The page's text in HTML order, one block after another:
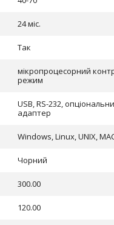
24 міс.
Так
мікропроцесорний
режим
USB, RS-232,
адаптер
Windows, Linux, UNIX,
Чорний
300.00
120.00